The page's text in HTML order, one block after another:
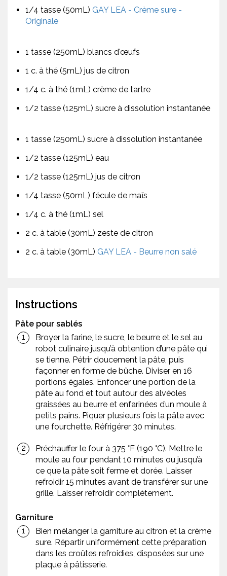
1/4 tasse (50mL) GAY LEA - Crème sure -
Originale
1 tasse (250mL) blancs d'œufs
1 c. à thé (5mL) jus de citron
1/4 c. à thé (1mL) crème de tartre
1/2 tasse (125mL) sucre à dissolution instantanée
1 tasse (250mL) sucre à dissolution instantanée
1/2 tasse (125mL) eau
1/2 tasse (125mL) jus de citron
1/4 tasse (50mL) fécule de maïs
1/4 c. à thé (1mL) sel
2 c. à table (30mL) zeste de citron
2 c. à table (30mL) GAY LEA - Beurre non salé
Instructions
Pâte pour sablés
Broyer la farine, le sucre, le beurre et le sel au
robot culinaire jusqu’à obtention d’une pâte qui
se tienne. Pétrir doucement la pâte, puis
façonner en forme de bûche. Diviser en 16
portions égales. Enfoncer une portion de la
pâte au fond et tout autour des alvéoles
graissées au beurre et enfarinées d’un moule à
petits pains. Piquer plusieurs fois la pâte avec
une fourchette. Réfrigérer 30 minutes.
Préchauffer le four à 375 °F (190 °C). Mettre le
moule au four pendant 10 minutes ou jusqu’à
ce que la pâte soit ferme et dorée. Laisser
refroidir 15 minutes avant de transférer sur une
grille. Laisser refroidir complètement.
Garniture
Bien mélanger la garniture au citron et la crème
sure. Répartir uniformément cette préparation
dans les croûtes refroidies, disposées sur une
plaque à pâtisserie.